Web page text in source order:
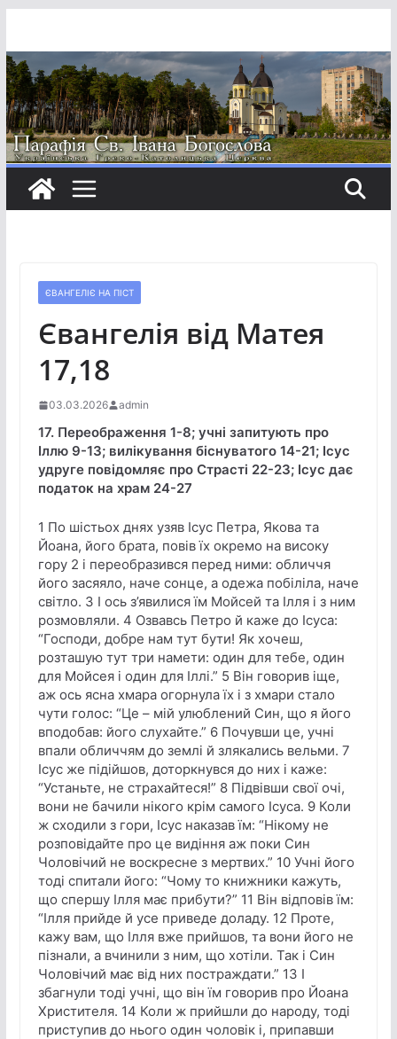
вмісту
ЄВАНГЕЛІЄ НА ПІСТ
Євангелія від Матея
17,18
03.03.2026 admin
17. Переображення 1-8; учні запитують про
Іллю 9-13; вилікування біснуватого 14-21; Ісус
удруге повідомляє про Страсті 22-23; Ісус дає
податок на храм 24-27
1 По шістьох днях узяв Ісус Петра, Якова та
Йоана, його брата, повів їх окремо на високу
гору 2 і переобразився перед ними: обличчя
його засяяло, наче сонце, а одежа побіліла, наче
світло. 3 І ось з’явилися їм Мойсей та Ілля і з ним
розмовляли. 4 Озвавсь Петро й каже до Ісуса:
“Господи, добре нам тут бути! Як хочеш,
розташую тут три намети: один для тебе, один
для Мойсея і один для Іллі.” 5 Він говорив іще,
аж ось ясна хмара огорнула їх і з хмари стало
чути голос: “Це – мій улюблений Син, що я його
вподобав: його слухайте.” 6 Почувши це, учні
впали обличчям до землі й злякались вельми. 7
Ісус же підійшов, доторкнувся до них і каже:
“Устаньте, не страхайтеся!” 8 Підвівши свої очі,
вони не бачили нікого крім самого Ісуса. 9 Коли
ж сходили з гори, Ісус наказав їм: “Нікому не
розповідайте про це видіння аж поки Син
Чоловічий не воскресне з мертвих.” 10 Учні його
тоді спитали його: “Чому то книжники кажуть,
що спершу Ілля має прибути?” 11 Він відповів їм:
“Ілля прийде й усе приведе доладу. 12 Проте,
кажу вам, що Ілля вже прийшов, та вони його не
пізнали, а вчинили з ним, що хотіли. Так і Син
Чоловічий має від них постраждати.” 13 І
збагнули тоді учні, що він їм говорив про Йоана
Христителя. 14 Коли ж прийшли до народу, тоді
приступив до нього один чоловік і, припавши